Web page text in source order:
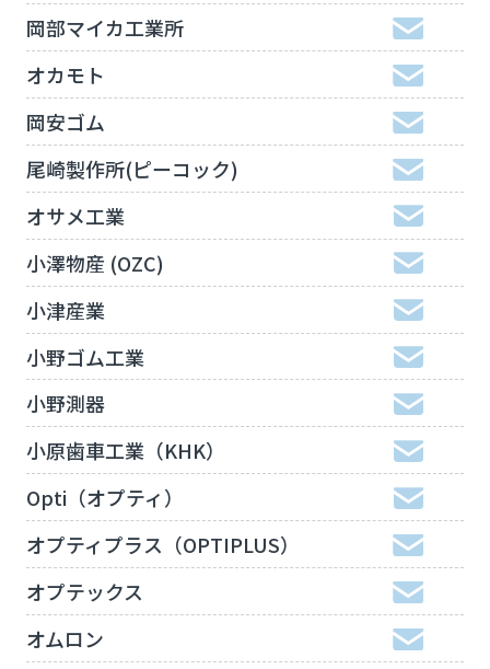
岡部マイカ工業所
オカモト
岡安ゴム
尾崎製作所(ピーコック)
オサメ工業
小澤物産 (OZC)
小津産業
小野ゴム工業
小野測器
小原歯車工業（KHK）
Opti（オプティ）
オプティプラス（OPTIPLUS）
オプテックス
オムロン